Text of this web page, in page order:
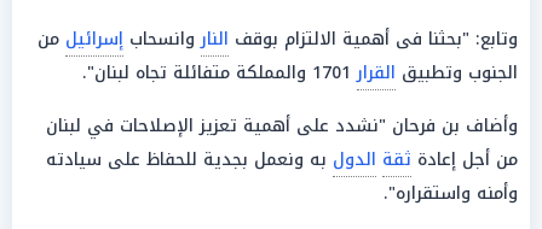
وتابع: "بحثنا فى أهمية الالتزام بوقف الناروانسحاب إسرائيل من
الجنوب وتطبيق القرار1701 والمملكة متفائلة تجاه لبنان".
وأضاف بن فرحان "نشدد على أهمية تعزيز الإصلاحات في لبنان
من أجل إعادة ثقة الدول به ونعمل بجدية للحفاظ على سيادته
وأمنه واستقراره".